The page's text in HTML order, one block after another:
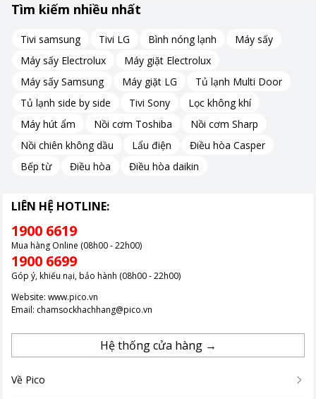
Tính năng này không chỉ bảo vệ người dùng khỏi nguy cơ bỏng
Lớp men Titan bền bỉ
Bình chứa của Picenza S30LUX được tráng lớp men Titan, đóng
cặn bẩn giúp gia tăng tuổi thọ của thanh đốt và tiết kiệm năng
Tìm kiếm nhiều nhất
Tivi samsung Tivi LG Bình nóng lạnh
Máy sấy
Máy sấy Electrolux
Máy giặt Electrolux
Máy sấy Samsung
Máy giặt LG
Tủ lạnh Multi Door
Tủ lạnh side by side
Tivi Sony
Lọc không khí
Máy hút ẩm
Nồi cơm Toshiba
Nồi cơm Sharp
Nồi chiên không dầu
Lẩu điện
Điều hòa Casper
Bếp từ
Điều hòa Điều hòa daikin
LIÊN HỆ HOTLINE:
1900 6619
Mua hàng Online (08h00 - 22h00)
1900 6699
Góp ý, khiếu nại, bảo hành (08h00 - 22h00)
Website: www.pico.vn
Email: chamsockhachhang@pico.vn
Hệ thống cửa hàng →
Về Pico